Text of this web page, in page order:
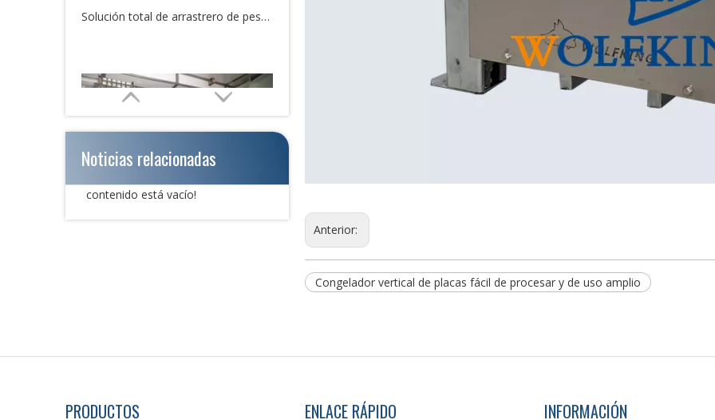
Noticias relacionadas
contenido está vacío!
Anterior:
Congelador vertical de placas fácil de procesar y de uso amplio
PRODUCTOS ENLACE RÁPIDO INFORMACIÓN